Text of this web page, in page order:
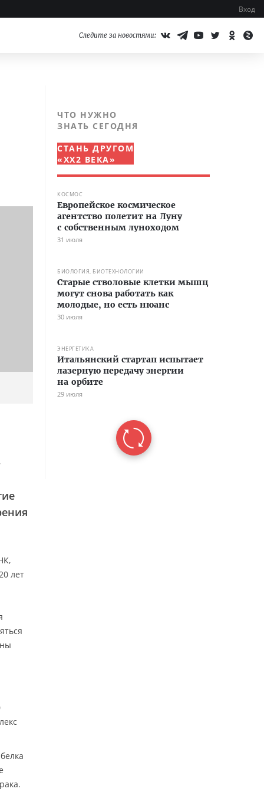
Вход
Следите за новостями:
лет
ЧТО НУЖНО
ЗНАТЬ СЕГОДНЯ
СТАНЬ ДРУГОМ
«XX2 ВЕКА»
КОСМОС
Европейское космическое
агентство полетит на Луну
с собственным луноходом
31 июля
БИОЛОГИЯ, БИОТЕХНОЛОГИИ
Старые стволовые клетки мышц
могут снова работать как
молодые, но есть нюанс
30 июля
ЭНЕРГЕТИКА
Итальянский стартап испытает
лазерную передачу энергии
на орбите
29 июля